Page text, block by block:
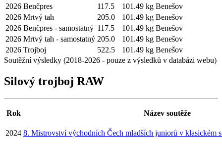
2026 Benčpres 117.5 101.49 kg Benešov
2026 Mrtvý tah 205.0 101.49 kg Benešov
2026 Benčpres - samostatný 117.5 101.49 kg Benešov
2026 Mrtvý tah - samostatný 205.0 101.49 kg Benešov
2026 Trojboj 522.5 101.49 kg Benešov
Soutěžní výsledky (2018-2026 - pouze z výsledků v databázi webu)
Silový trojboj RAW
Rok Název soutěže
2024 8. Mistrovství východních Čech mladších juniorů v klasickém